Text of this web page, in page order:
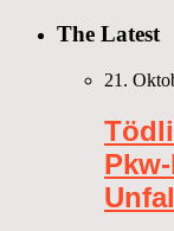
The Latest
21.